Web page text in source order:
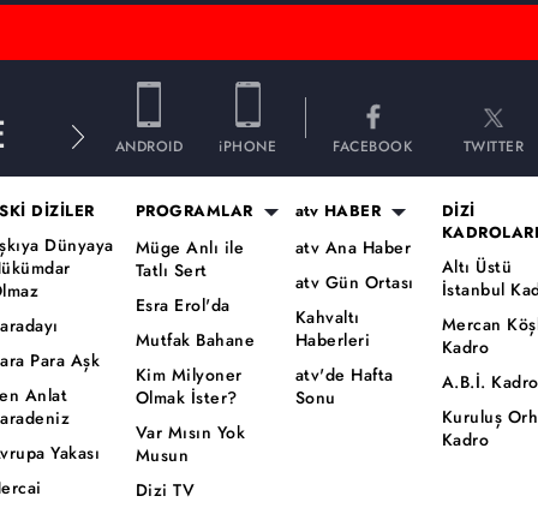
ANDROID iPHONE FACEBOOK TWITTER
DİZİLER
Dünyaya
Para Aşk
Anlat
Yakası
PROGRAMLAR
Müge Anlı ile
Tatlı Sert
Esra Erol'da
Mutfak Bahane
Kim Milyoner
Olmak İster?
Var Mısın Yok
Musun
Dizi TV
atv HABER
atv Ana Haber
atv Gün Ortası
Kahvaltı
Haberleri
atv'de Hafta
Sonu
DİZİ
Altı Üstü
İstanbul
Mercan
Kadro
A.B.İ. Kadro
Kuruluş
Kadro